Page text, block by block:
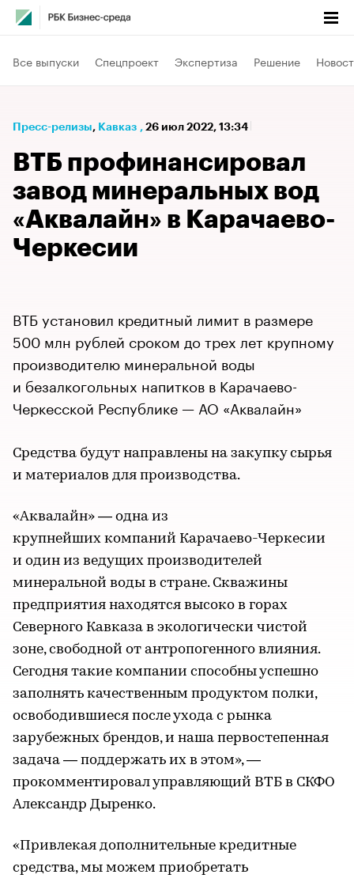
Все выпуски Спецпроект Экспертиза Решение
Пресс-релизы⁠, Кавказ , 26 июл 2022, 13:34
ВТБ профинансировал
завод минеральных вод
«Аквалайн» в Карачаево-
Черкесии
ВТБ установил кредитный лимит в размере
500 млн рублей сроком до трех лет крупному
производителю минеральной воды
и безалкогольных напитков в Карачаево-
Черкесской Республике — АО «Аквалайн»
Средства будут направлены на закупку сырья
и материалов для производства.
«Аквалайн» — одна из
крупнейших компаний Карачаево-Черкесии
и один из ведущих производителей
минеральной воды в стране. Скважины
предприятия находятся высоко в горах
Северного Кавказа в экологически чистой
зоне, свободной от антропогенного влияния.
Сегодня такие компании способны успешно
заполнять качественным продуктом полки,
освободившиеся после ухода с рынка
зарубежных брендов, и наша первостепенная
задача — поддержать их в этом», —
прокомментировал управляющий ВТБ в СКФО
Александр Дыренко.
«Привлекая дополнительные кредитные
средства, мы можем приобретать